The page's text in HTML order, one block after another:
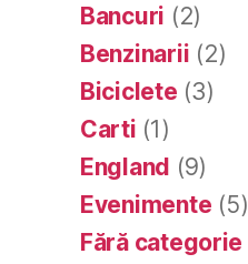
Bancuri (2)
Benzinarii (2)
Biciclete (3)
Carti (1)
England (9)
Evenimente (5)
Fără categorie